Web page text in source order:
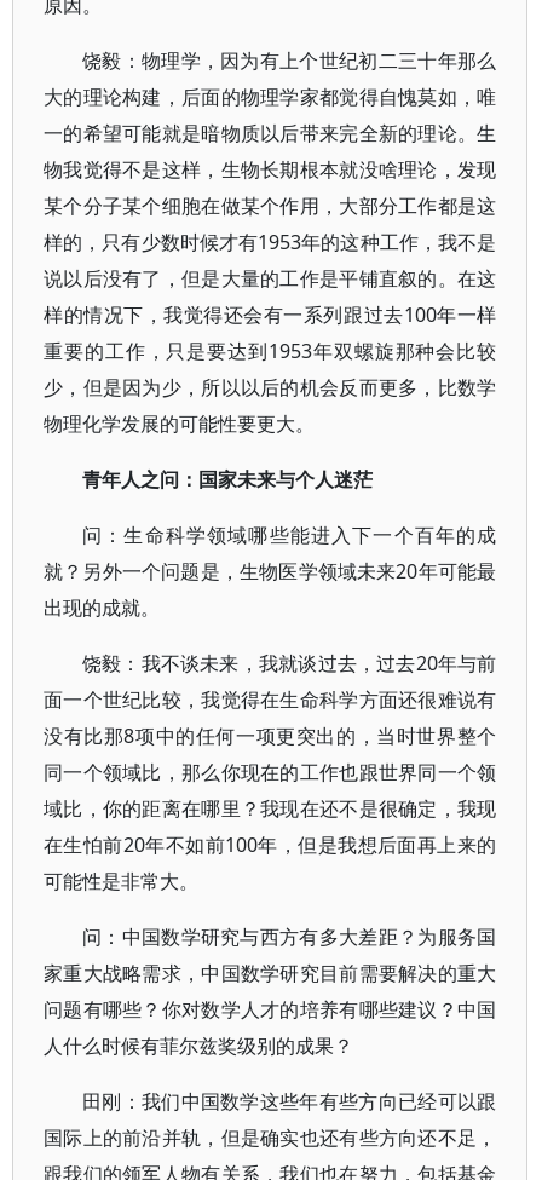
饶毅：物理学，因为有上个世纪初二三十年那么
大的理论构建，后面的物理学家都觉得自愧莫如，唯
一的希望可能就是暗物质以后带来完全新的理论。生
物我觉得不是这样，生物长期根本就没啥理论，发现
某个分子某个细胞在做某个作用，大部分工作都是这
样的，只有少数时候才有1953年的这种工作，我不是
说以后没有了，但是大量的工作是平铺直叙的。在这
样的情况下，我觉得还会有一系列跟过去100年一样
重要的工作，只是要达到1953年双螺旋那种会比较
少，但是因为少，所以以后的机会反而更多，比数学
物理化学发展的可能性要更大。
青年人之问：国家未来与个人迷茫
问：生命科学领域哪些能进入下一个百年的成
就？另外一个问题是，生物医学领域未来20年可能最
出现的成就。
饶毅：我不谈未来，我就谈过去，过去20年与前
面一个世纪比较，我觉得在生命科学方面还很难说有
没有比那8项中的任何一项更突出的，当时世界整个
同一个领域比，那么你现在的工作也跟世界同一个领
域比，你的距离在哪里？我现在还不是很确定，我现
在生怕前20年不如前100年，但是我想后面再上来的
可能性是非常大。
问：中国数学研究与西方有多大差距？为服务国
家重大战略需求，中国数学研究目前需要解决的重大
问题有哪些？你对数学人才的培养有哪些建议？中国
人什么时候有菲尔兹奖级别的成果？
田刚：我们中国数学这些年有些方向已经可以跟
国际上的前沿并轨，但是确实也还有些方向还不足，
跟我们的领军人物有关系，我们也在努力，包括基金